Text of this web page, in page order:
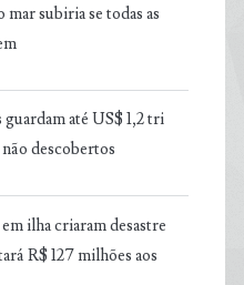
subiria se todas as
até US$ 1,2 tri
descobertos
ilha criaram desastre
R$ 127 milhões aos